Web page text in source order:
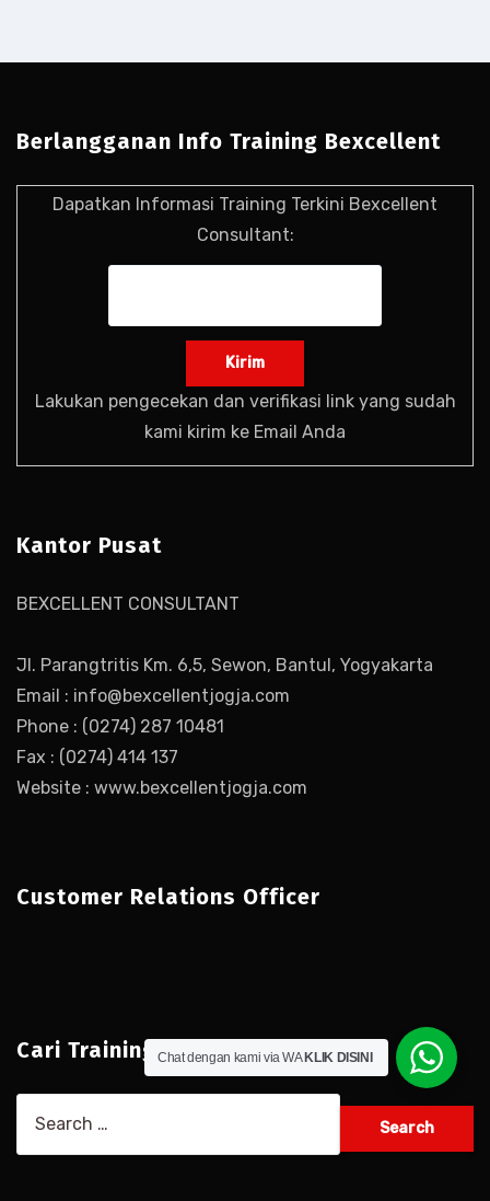
Berlangganan Info Training Bexcellent
Dapatkan Informasi Training Terkini Bexcellent
Consultant:
Lakukan pengecekan dan verifikasi link yang sudah
kami kirim ke Email Anda
Kantor Pusat
BEXCELLENT CONSULTANT
Jl. Parangtritis Km. 6,5, Sewon, Bantul, Yogyakarta
Email : info@bexcellentjogja.com
Phone : (0274) 287 10481
Fax : (0274) 414 137
Website : www.bexcellentjogja.com
Customer Relations Officer
Cari Training Sesuai Kebutuhan
Chat dengan kami via WA KLIK DISINI